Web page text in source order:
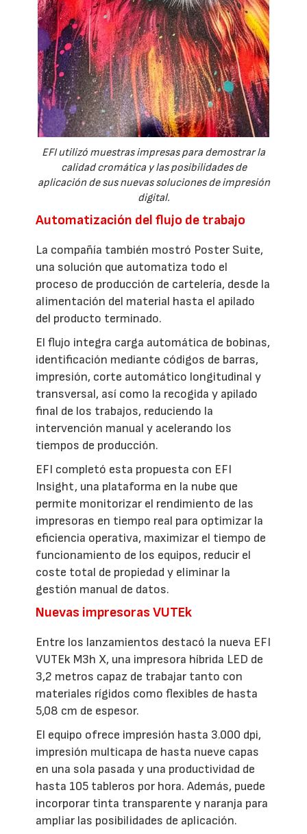
EFI utilizó muestras impresas para demostrar la
calidad cromática y las posibilidades de
aplicación de sus nuevas soluciones de impresión
digital.
Automatización del flujo de trabajo
La compañía también mostró Poster Suite,
una solución que automatiza todo el
proceso de producción de cartelería, desde la
alimentación del material hasta el apilado
del producto terminado.
El flujo integra carga automática de bobinas,
identificación mediante códigos de barras,
impresión, corte automático longitudinal y
transversal, así como la recogida y apilado
final de los trabajos, reduciendo la
intervención manual y acelerando los
tiempos de producción.
EFI completó esta propuesta con EFI
Insight, una plataforma en la nube que
permite monitorizar el rendimiento de las
impresoras en tiempo real para optimizar la
eficiencia operativa, maximizar el tiempo de
funcionamiento de los equipos, reducir el
coste total de propiedad y eliminar la
gestión manual de datos.
Nuevas impresoras VUTEk
Entre los lanzamientos destacó la nueva EFI
VUTEk M3h X, una impresora híbrida LED de
3,2 metros capaz de trabajar tanto con
materiales rígidos como flexibles de hasta
5,08 cm de espesor.
El equipo ofrece impresión hasta 3.000 dpi,
impresión multicapa de hasta nueve capas
en una sola pasada y una productividad de
hasta 105 tableros por hora. Además, puede
incorporar tinta transparente y naranja para
ampliar las posibilidades de aplicación.